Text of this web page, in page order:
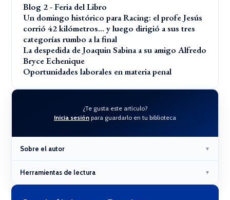
Blog 2 - Feria del Libro
Un domingo histórico para Racing: el profe Jesús
corrió 42 kilómetros… y luego dirigió a sus tres
categorías rumbo a la final
La despedida de Joaquin Sabina a su amigo Alfredo
Bryce Echenique
Oportunidades laborales en materia penal
¿Te gusta este artículo?
Inicia sesión para guardarlo en tu biblioteca
Sobre el autor ▼
Herramientas de lectura ▼